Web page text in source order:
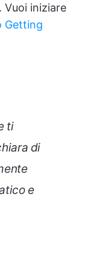
Vuoi iniziare
Getting
ti
di
e